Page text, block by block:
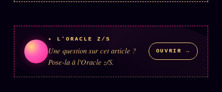
ÉDITORIAL ÉQUIPE + AUTEURS
À propos
✦ L'ORACLE Z/S
Une question sur cet article ?
Pose-la à l'Oracle z/S.
OUVRIR →